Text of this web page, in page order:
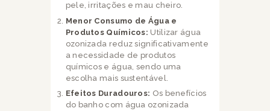
pele, irritações e mau cheiro.
Menor Consumo de Água e
Produtos Químicos: Utilizar água
ozonizada reduz significativamente
a necessidade de produtos
químicos e água, sendo uma
escolha mais sustentável.
Efeitos Duradouros: Os benefícios
do banho com água ozonizada